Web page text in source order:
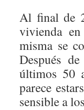
Al final de
vivienda
misma se
Después
últimos 50
parece
sensible a